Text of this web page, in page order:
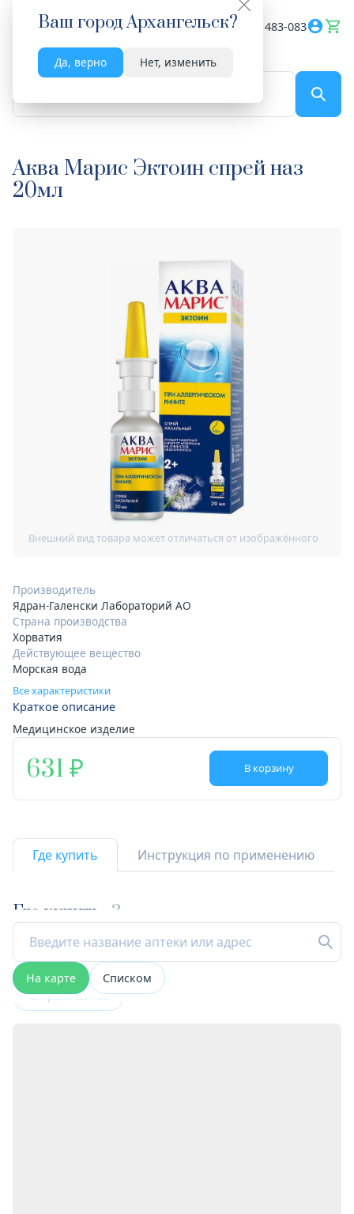
Ваш городАрхангельск?
Да, верно Нет, изменить
Весь сайт 8182 483-083
Аква Марис Эктоин спрей наз
20мл
Производитель
Ядран-Галенски Лабораторий АО
Страна производства
Хорватия
Действующее вещество
Морская вода
Все характеристики
Краткое описание
Медицинское изделие
631 В корзину
Где купить Инструкция по применению
Где купить 3
На карте Списком
Открыта сейчас